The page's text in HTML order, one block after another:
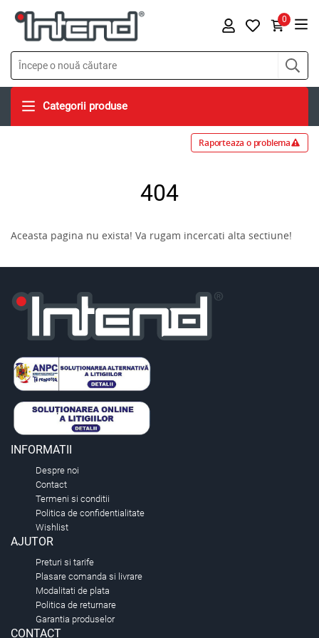
0
Categorii produse
Raporteaza o problema
404
Aceasta pagina nu exista! Va rugam incercati alta sectiune!
INFORMATII
Despre noi
Contact
Termeni si conditii
Politica de confidentialitate
Wishlist
AJUTOR
Preturi si tarife
Plasare comanda si livrare
Modalitati de plata
Politica de returnare
Garantia produselor
CONTACT